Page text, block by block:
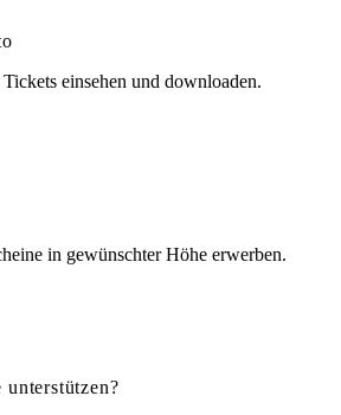
einsehen und downloaden.
in gewünschter Höhe erwerben.